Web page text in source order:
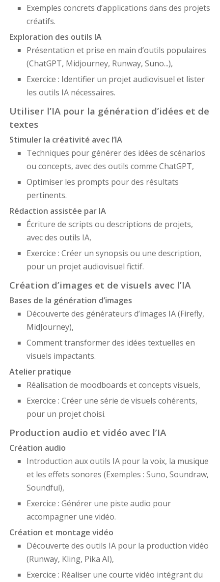
Exemples concrets d’applications dans des projets
créatifs.
Exploration des outils IA
Présentation et prise en main d’outils populaires
(ChatGPT, Midjourney, Runway, Suno...),
Exercice : Identifier un projet audiovisuel et lister
les outils IA nécessaires.
Utiliser l’IA pour la génération d’idées et de
textes
Stimuler la créativité avec l’IA
Techniques pour générer des idées de scénarios
ou concepts, avec des outils comme ChatGPT,
Optimiser les prompts pour des résultats
pertinents.
Rédaction assistée par IA
Écriture de scripts ou descriptions de projets,
avec des outils IA,
Exercice : Créer un synopsis ou une description,
pour un projet audiovisuel fictif.
Création d’images et de visuels avec l’IA
Bases de la génération d’images
Découverte des générateurs d’images IA (Firefly,
MidJourney),
Comment transformer des idées textuelles en
visuels impactants.
Atelier pratique
Réalisation de moodboards et concepts visuels,
Exercice : Créer une série de visuels cohérents,
pour un projet choisi.
Production audio et vidéo avec l’IA
Création audio
Introduction aux outils IA pour la voix, la musique
et les effets sonores (Exemples : Suno, Soundraw,
Soundful),
Exercice : Générer une piste audio pour
accompagner une vidéo.
Création et montage vidéo
Découverte des outils IA pour la production vidéo
(Runway, Kling, Pika AI),
Exercice : Réaliser une courte vidéo intégrant du